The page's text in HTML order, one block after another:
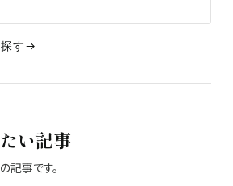
す
い記事
記事です。